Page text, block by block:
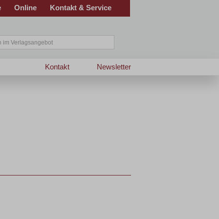
Online Kontakt & Service
Newsletter
Kontakt